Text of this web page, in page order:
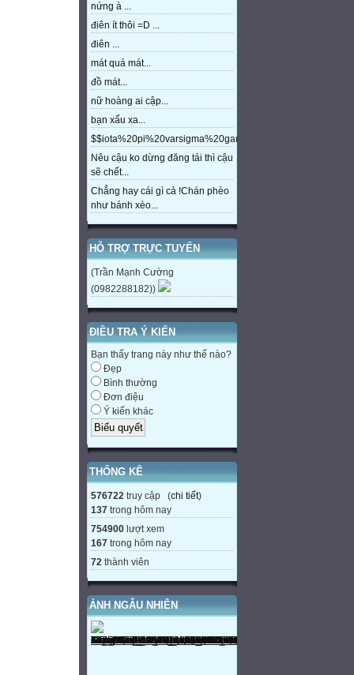
nứng à ...
điên ít thôi =D ...
điên ...
mát quá mát...
đồ mát...
nữ hoàng ai cập...
bạn xấu xa...
Nêu cậu ko dừng đăng tải thì cậu
sẽ chết...
Chẳng hay cái gì cả !Chán phèo
như bánh xèo...
HỖ TRỢ TRỰC TUYẾN
(Trần Mạnh Cường
(0982288182))
ĐIỀU TRA Ý KIẾN
Bạn thấy trang này như thế nào?
Đẹp
Bình thường
Đơn điệu
Ý kiến khác
THỐNG KÊ
576722 truy cập (chi tiết)
137 trong hôm nay
754900 lượt xem
167 trong hôm nay
72 thành viên
ẢNH NGẪU NHIÊN